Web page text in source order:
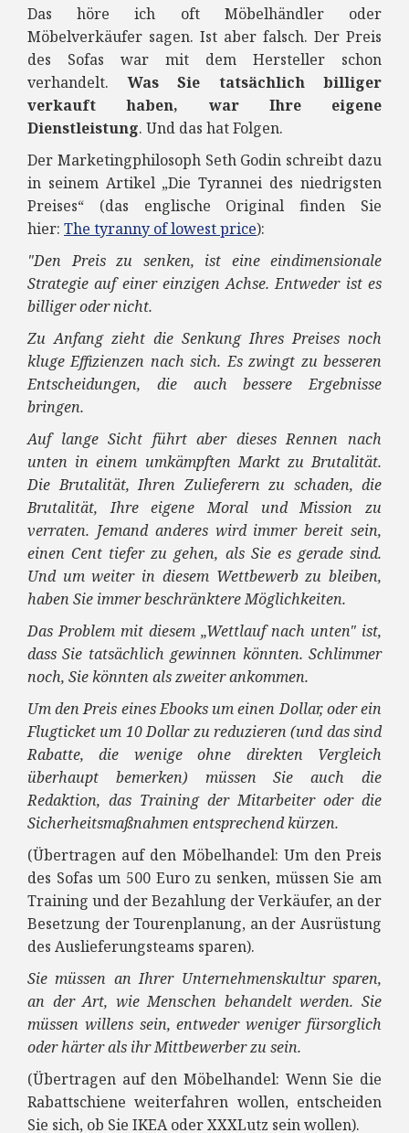
Das höre ich oft Möbelhändler oder
Möbelverkäufer sagen. Ist aber falsch. Der Preis
des Sofas war mit dem Hersteller schon
verhandelt.Was Sie tatsächlich billiger
verkauft haben, war Ihre eigene
Dienstleistung. Und das hat Folgen.
Der Marketingphilosoph Seth Godin schreibt dazu
in seinem Artikel „Die Tyrannei des niedrigsten
Preises“ (das englische Original finden Sie
hier: The tyranny of lowest price):
"Den Preis zu senken, ist eine eindimensionale
Strategie auf einer einzigen Achse. Entweder ist es
billiger oder nicht.
Zu Anfang zieht die Senkung Ihres Preises noch
kluge Effizienzen nach sich. Es zwingt zu besseren
Entscheidungen, die auch bessere Ergebnisse
bringen.
Auf lange Sicht führt aber dieses Rennen nach
unten in einem umkämpften Markt zu Brutalität.
Die Brutalität, Ihren Zulieferern zu schaden, die
Brutalität, Ihre eigene Moral und Mission zu
verraten. Jemand anderes wird immer bereit sein,
einen Cent tiefer zu gehen, als Sie es gerade sind.
Und um weiter in diesem Wettbewerb zu bleiben,
haben Sie immer beschränktere Möglichkeiten.
Das Problem mit diesem „Wettlauf nach unten" ist,
dass Sie tatsächlich gewinnen könnten. Schlimmer
noch, Sie könnten als zweiter ankommen.
Um den Preis eines Ebooks um einen Dollar, oder ein
Flugticket um 10 Dollar zu reduzieren (und das sind
Rabatte, die wenige ohne direkten Vergleich
überhaupt bemerken) müssen Sie auch die
Redaktion, das Training der Mitarbeiter oder die
Sicherheitsmaßnahmen entsprechend kürzen.
(Übertragen auf den Möbelhandel: Um den Preis
des Sofas um 500 Euro zu senken, müssen Sie am
Training und der Bezahlung der Verkäufer, an der
Besetzung der Tourenplanung, an der Ausrüstung
des Auslieferungsteams sparen).
Sie müssen an Ihrer Unternehmenskultur sparen,
an der Art, wie Menschen behandelt werden. Sie
müssen willens sein, entweder weniger fürsorglich
oder härter als ihr Mittbewerber zu sein.
(Übertragen auf den Möbelhandel: Wenn Sie die
Rabattschiene weiterfahren wollen, entscheiden
Sie sich, ob Sie IKEA oder XXXLutz sein wollen).